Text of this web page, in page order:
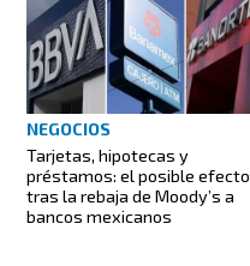
NEGOCIOS
Tarjetas, hipotecas y
préstamos: el posible efecto
tras la rebaja de Moody’s a
bancos mexicanos